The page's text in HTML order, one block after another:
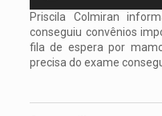
áudio
Priscila Colmiran
conseguiu convênios
fila de espera por
precisa do exame